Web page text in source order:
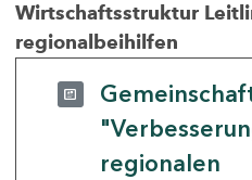
Wirtschaftsstruktur
regionalbeihilfen
regionalen